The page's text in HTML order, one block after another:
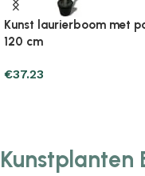
Kunst laurierboom met
120 cm
€37.23
Kunstplanten